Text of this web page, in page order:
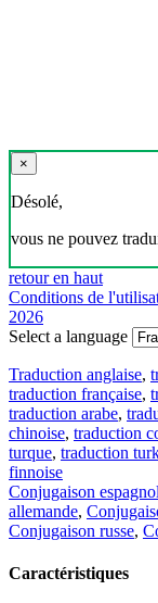
×
Désolé,
vous ne pouvez
retour en haut
Conditions de
2026
Select a language
Traduction anglaise,
traduction française,
traduction arabe,
chinoise, traduction
turque, traduction
finnoise
Conjugaison
allemande,
Conjugaison russe,
Caractéristiques